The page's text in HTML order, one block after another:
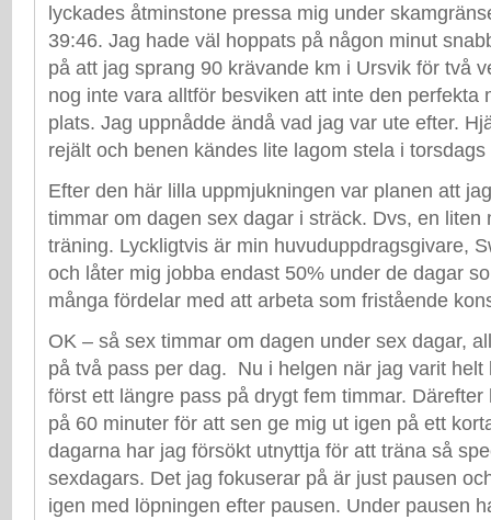
lyckades åtminstone pressa mig under
39:46. Jag hade väl hoppats på någon minut
på att jag sprang 90 krävande km i Ursvik för två
nog inte vara alltför besviken att inte den perfekta
plats. Jag uppnådde ändå vad jag var ute efter.
rejält och benen kändes lite lagom stela i torsdags
Efter den här lilla uppmjukningen var planen att
timmar om dagen sex dagar i sträck. Dvs, en liten
träning. Lyckligtvis är min huvuduppdragsgivare,
och låter mig jobba endast 50% under de dagar
många fördelar med att arbeta som fristående
OK – så sex timmar om dagen under sex dagar,
på två pass per dag. Nu i helgen när jag varit helt
först ett längre pass på drygt fem timmar.
på 60 minuter för att sen ge mig ut igen på ett
dagarna har jag försökt utnyttja för att träna så
sexdagars. Det jag fokuserar på är just pausen
igen med löpningen efter pausen. Under pausen